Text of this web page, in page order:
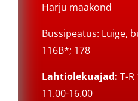
Harju maakond
Bussipeatus: Luige,
116B*; 178
Lahtiolekuajad: T-R
11.00-16.00